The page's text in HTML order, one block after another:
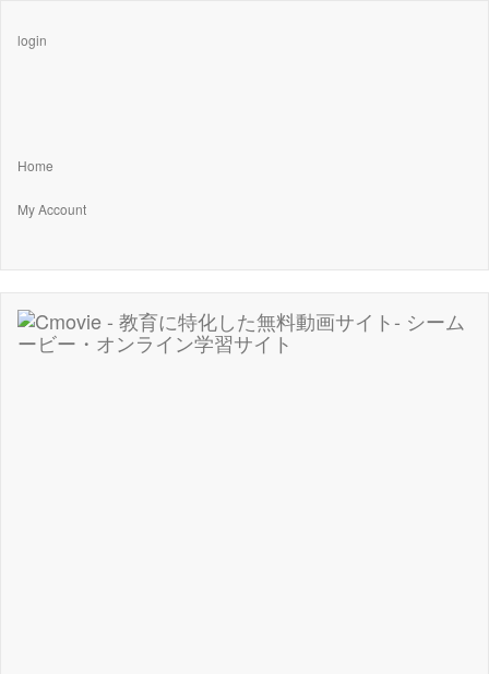
login
Home
My Account